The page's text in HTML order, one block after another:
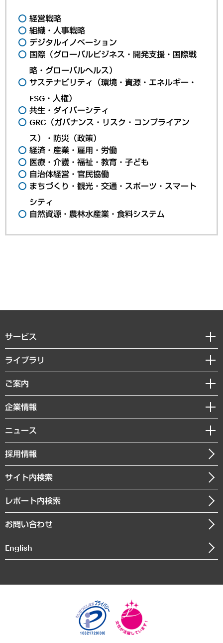
経営戦略
組織・人事戦略
デジタルイノベーション
国際（グローバルビジネス・開発支援・国際戦
略・グローバルヘルス）
サステナビリティ（環境・資源・エネルギー・
ESG・人権）
共生・ダイバーシティ
GRC（ガバナンス・リスク・コンプライアン
ス）・防災（政策）
経済・産業・雇用・労働
医療・介護・福祉・教育・子ども
自治体経営・官民協働
まちづくり・観光・交通・スポーツ・スマート
シティ
自然資源・農林水産業・食料システム
サービス
経営戦略
組織・人事戦略
デジタルイノベーション
共生・ダイバーシティ
GRC（ガバナンス・リスク・コンプライアンス）・防災（政策）
経済・産業・雇用・労働
まちづくり・観光・交通・スポーツ・スマートシティ
自然資源・農林水産業・食料システム
ライブラリ
経済調査
レポート
コラム
経営用語集
受託・受注実績（官公庁関連）
メディア掲載・出演
ご案内
セミナー・イベント情報
MUFGビジネスセミナー
受託案件情報
企業情報
私たちの想い
社長メッセージ
会社概要
沿革
組織図・本部部室紹介
インドネシア現地法人
個人情報保護方針
ニュース
ニュースリリース
お知らせ
採用情報
サイト内検索
レポート内検索
お問い合わせ
English